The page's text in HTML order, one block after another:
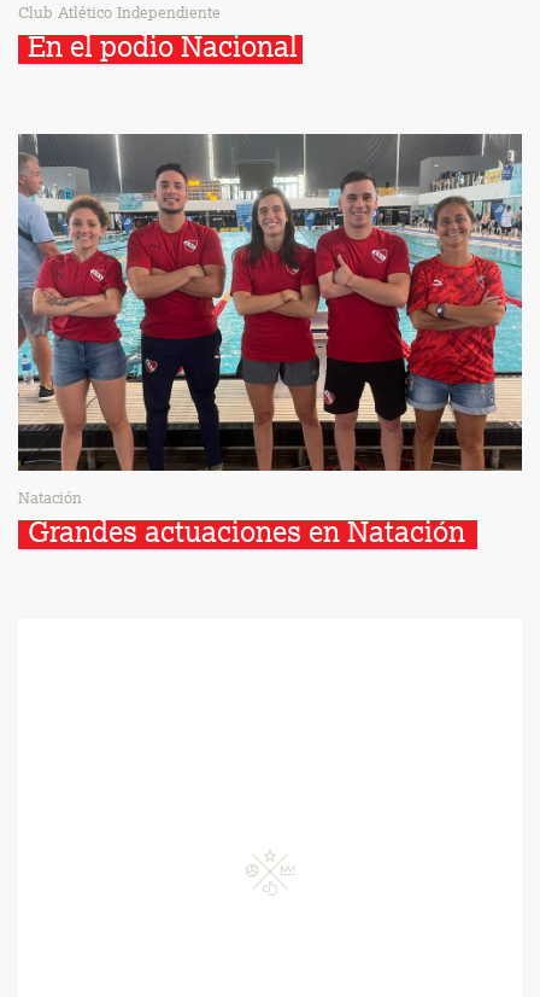
Club Atlético Independiente
En el podio Nacional
Natación
Grandes actuaciones en Natación